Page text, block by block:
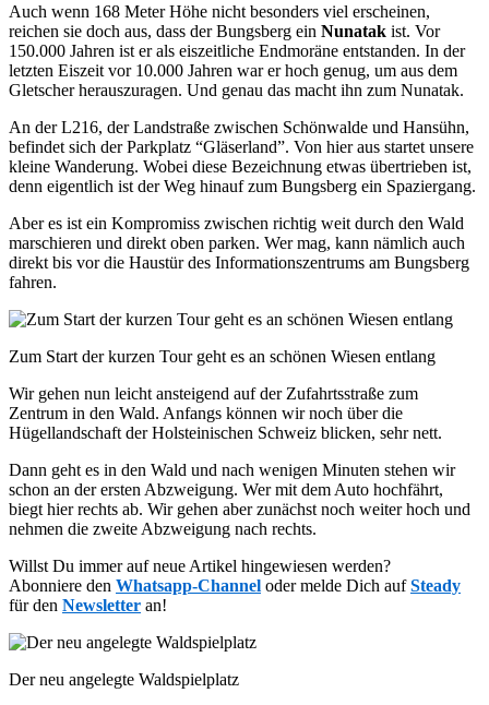
Auch wenn 168 Meter Höhe nicht besonders viel erscheinen,
reichen sie doch aus, dass der Bungsberg ein Nunatak ist. Vor
150.000 Jahren ist er als eiszeitliche Endmoräne entstanden. In der
letzten Eiszeit vor 10.000 Jahren war er hoch genug, um aus dem
Gletscher herauszuragen. Und genau das macht ihn zum Nunatak.
An der L216, der Landstraße zwischen Schönwalde und Hansühn,
befindet sich der Parkplatz “Gläserland”. Von hier aus startet unsere
kleine Wanderung. Wobei diese Bezeichnung etwas übertrieben ist,
denn eigentlich ist der Weg hinauf zum Bungsberg ein Spaziergang.
Aber es ist ein Kompromiss zwischen richtig weit durch den Wald
marschieren und direkt oben parken. Wer mag, kann nämlich auch
direkt bis vor die Haustür des Informationszentrums am Bungsberg
fahren.
Zum Start der kurzen Tour geht es an schönen Wiesen entlang
Wir gehen nun leicht ansteigend auf der Zufahrtsstraße zum
Zentrum in den Wald. Anfangs können wir noch über die
Hügellandschaft der Holsteinischen Schweiz blicken, sehr nett.
Dann geht es in den Wald und nach wenigen Minuten stehen wir
schon an der ersten Abzweigung. Wer mit dem Auto hochfährt,
biegt hier rechts ab. Wir gehen aber zunächst noch weiter hoch und
nehmen die zweite Abzweigung nach rechts.
Willst Du immer auf neue Artikel hingewiesen werden?
Abonniere den Whatsapp-Channel oder melde Dich aufSteady
für den Newsletter an!
Der neu angelegte Waldspielplatz